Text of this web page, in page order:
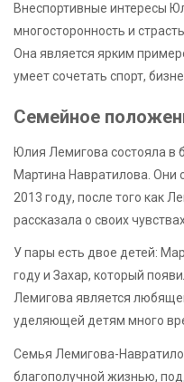
Внеспортивные интересы
многосторонность и
Она является ярким
умеет сочетать спорт,
Семейное
Юлия Лемигова состояла в
Мартина Навратилова. Они
2013 году, после того как
рассказала о своих
У пары есть двое детей:
году и Захар, который
Лемигова является
уделяющей детям много
Семья Лемигова-
благополучной жизнью,